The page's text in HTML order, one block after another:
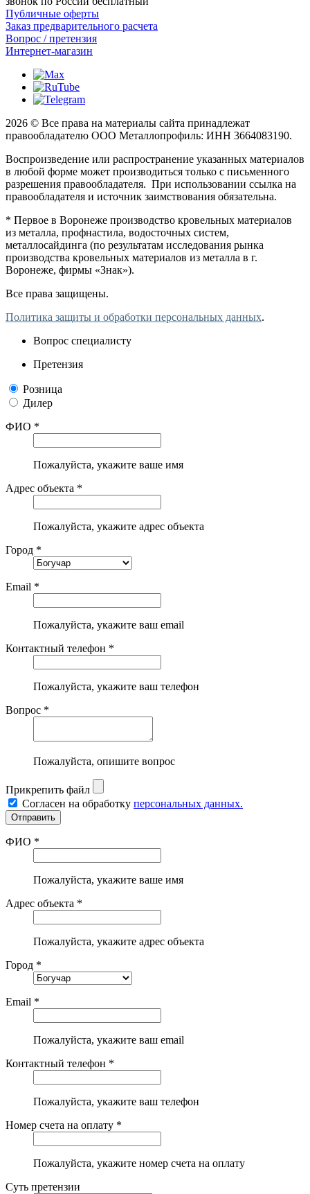
Публичные оферты
Заказ предварительного расчета
Вопрос / претензия
Интернет-магазин
2026 © Все права на материалы сайта принадлежат
правообладателю ООО Металлопрофиль: ИНН 3664083190.
Воспроизведение или распространение указанных материалов
в любой форме может производиться только с письменного
разрешения правообладателя. При использовании ссылка на
правообладателя и источник заимствования обязательна.
* Первое в Воронеже производство кровельных материалов
из металла, профнастила, водосточных систем,
металлосайдинга (по результатам исследования рынка
производства кровельных материалов из металла в г.
Воронеже, фирмы «Знак»).
Все права защищены.
Политика защиты и обработки персональных данных.
Вопрос специалисту
Претензия
Розница
Дилер
ФИО *
Пожалуйста, укажите ваше имя
Адрес объекта *
Пожалуйста, укажите адрес объекта
Город *
Email *
Пожалуйста, укажите ваш email
Контактный телефон *
Пожалуйста, укажите ваш телефон
Вопрос *
Пожалуйста, опишите вопрос
Прикрепить файл
Согласен на обработку персональных данных.
ФИО *
Пожалуйста, укажите ваше имя
Адрес объекта *
Пожалуйста, укажите адрес объекта
Город *
Email *
Пожалуйста, укажите ваш email
Контактный телефон *
Пожалуйста, укажите ваш телефон
Номер счета на оплату *
Пожалуйста, укажите номер счета на оплату
Суть претензии